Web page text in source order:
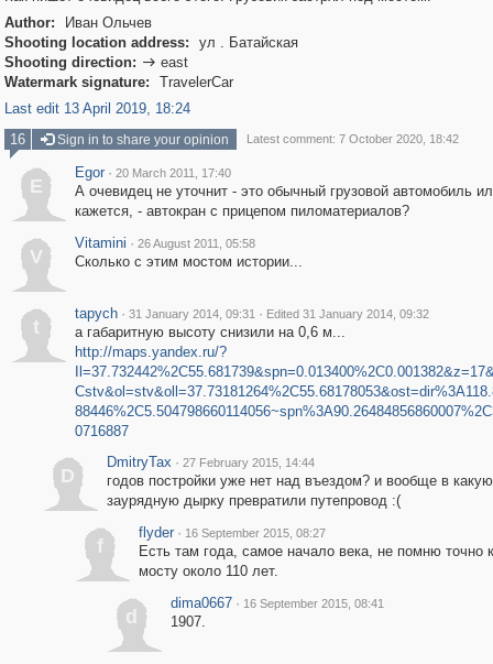
Author:
Иван Ольчев
Shooting location address:
ул . Батайская
Shooting direction:  east
Watermark signature:
TravelerCar
Last edit 13 April 2019, 18:24
16
Sign in to share your opinion Latest comment: 7 October 2020, 18:42
E
Egor · 20 March 2011, 17:40
А очевидец не уточнит - это обычный грузовой автомобиль
кажется, - автокран с прицепом пиломатериалов?
V
Vitamini · 26 August 2011, 05:58
Сколько с этим мостом истории...
t
tapych · 31 January 2014, 09:31 · Edited 31 January 2014, 09:32
а габаритную высоту снизили на 0,6 м...
http://maps.yandex.ru/?
0716887
D
DmitryTax · 27 February 2015, 14:44
годов постройки уже нет над въездом? и вообще в
заурядную дырку превратили путепровод :(
f
flyder · 16 September 2015, 08:27
Есть там года, самое начало века, не помню точно
мосту около 110 лет.
d
dima0667 · 16 September 2015, 08:41
1907.